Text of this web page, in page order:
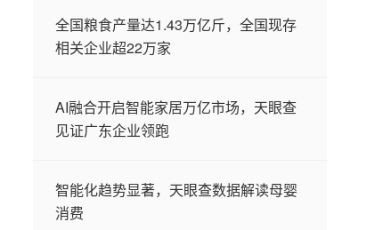
全国粮食产量达1.43万亿斤，全国现存
相关企业超22万家
AI融合开启智能家居万亿市场，天眼查
见证广东企业领跑
智能化趋势显著，天眼查数据解读母婴
消费